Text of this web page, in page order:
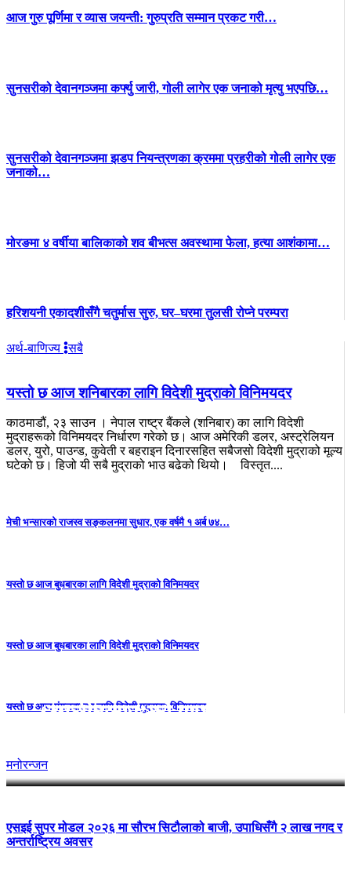
आज गुरु पूर्णिमा र व्यास जयन्ती: गुरुप्रति सम्मान प्रकट गरी…
सुनसरीको देवानगञ्जमा कर्फ्यु जारी, गोली लागेर एक जनाको मृत्यु भएपछि…
सुनसरीको देवानगञ्जमा झडप नियन्त्रणका क्रममा प्रहरीको गोली लागेर एक
जनाको…
मोरङमा ४ वर्षीया बालिकाको शव बीभत्स अवस्थामा फेला, हत्या आशंकामा…
हरिशयनी एकादशीसँगै चतुर्मास सुरु, घर–घरमा तुलसी रोप्ने परम्परा
अर्थ-बाणिज्य सबै
यस्तो छ आज शनिबारका लागि विदेशी मुद्राको विनिमयदर
काठमाडौं, २३ साउन । नेपाल राष्ट्र बैंकले (शनिबार) का लागि विदेशी
मुद्राहरूको विनिमयदर निर्धारण गरेको छ। आज अमेरिकी डलर, अस्ट्रेलियन
डलर, युरो, पाउन्ड, कुवेती र बहराइन दिनारसहित सबैजसो विदेशी मुद्राको मूल्य
घटेको छ। हिजो यी सबै मुद्राको भाउ बढेको थियो।विस्तृत....
मेची भन्सारको राजस्व सङ्कलनमा सुधार, एक वर्षमै १ अर्ब ७४…
यस्तो छ आज बुधबारका लागि विदेशी मुद्राको विनिमयदर
यस्तो छ आज बुधबारका लागि विदेशी मुद्राको विनिमयदर
यस्तो छ आज मंगलबारका लागि विदेशी मुद्राको विनिमयदर
मनोरन्जन
‘लालीबजार’को सफल यात्रा जारी,
एसइई सुपर मोडल २०२६ मा सौरभ सिटौलाको बाजी, उपाधिसँगै २ लाख नगद र
अन्तर्राष्ट्रिय अवसर